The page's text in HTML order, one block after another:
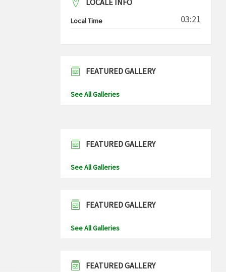
LOCALE INFO
Local Time 03:21
FEATURED GALLERY
See All Galleries
FEATURED GALLERY
See All Galleries
FEATURED GALLERY
See All Galleries
FEATURED GALLERY